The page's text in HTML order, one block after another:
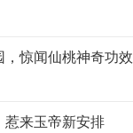
惊闻仙桃神奇功效
来玉帝新安排